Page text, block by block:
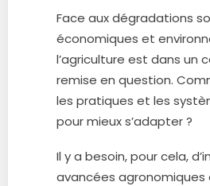
Face aux dégradations
économiques et
l’agriculture est dans un
remise en question.
les pratiques et les
pour mieux s’adapter ?
Il y a besoin, pour cela,
avancées